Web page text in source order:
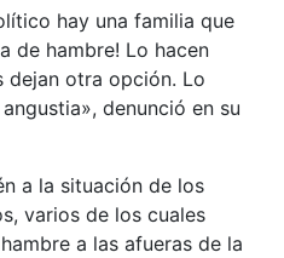
hay una familia que
de hambre! Lo hacen
dejan otra opción. Lo
denunció en su
a la situación de los
varios de los cuales
a las afueras de la